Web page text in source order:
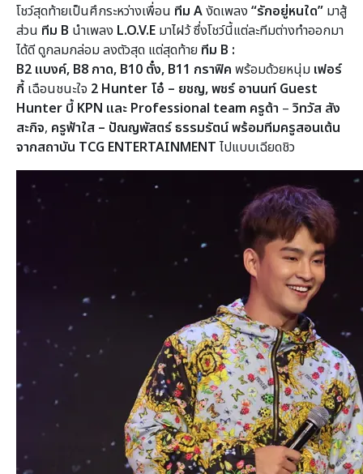
โชว์สุดท้ายเป็นศึกระหว่างเพื่อน ทีม Aงัดเพลง “รักอยู่หนใด” มาสู้
ส่วน ทีม B นำเพลง L.O.V.E มาไฝว้ ซึ่งโชว์นี้แต่ละทีมต่างทำออกมา
ได้ดี ดูกลมกล่อม ลงตัวสุด แต่สุดท้าย ทีม B :
B2 แบงค์, B8 กาด, B10 ตั๋ง, B11 กราฟิค พร้อมด้วยหนุ่ม เฟอร์
กี้ เฉือนชนะใจ 2 Hunter โอ๋ – ยชญ, พชร์ อานนท์ Guest
Hunter บี้ KPN และ Professional team ครูต้า – วิทวัส สัง
สะกิจ, ครูฟ้าใส – ปัณญพัสตร์ ธรรมรัตน์ พร้อมทีมครูสอนเต้น
จากสถาบัน TCG ENTERTAINMENT ไปแบบเฉียดชิว